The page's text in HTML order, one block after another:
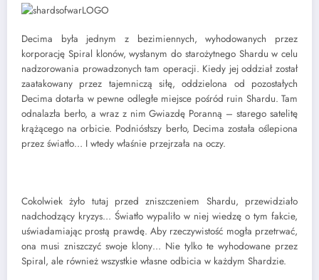
Decima była jednym z bezimiennych, wyhodowanych przez
korporację Spiral klonów, wysłanym do starożytnego Shardu w celu
nadzorowania prowadzonych tam operacji. Kiedy jej oddział został
zaatakowany przez tajemniczą siłę, oddzielona od pozostałych
Decima dotarła w pewne odległe miejsce pośród ruin Shardu. Tam
odnalazła berło, a wraz z nim Gwiazdę Poranną – starego satelitę
krążącego na orbicie. Podniósłszy berło, Decima została oślepiona
przez światło… I wtedy właśnie przejrzała na oczy.
Cokolwiek żyło tutaj przed zniszczeniem Shardu, przewidziało
nadchodzący kryzys… Światło wypaliło w niej wiedzę o tym fakcie,
uświadamiając prostą prawdę. Aby rzeczywistość mogła przetrwać,
ona musi zniszczyć swoje klony… Nie tylko te wyhodowane przez
Spiral, ale również wszystkie własne odbicia w każdym Shardzie.